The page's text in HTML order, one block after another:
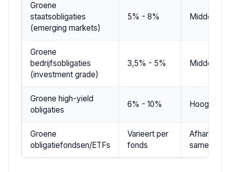
Groene
staatsobligaties
(emerging markets)
5% - 8% Middel tot
Groene
bedrijfsobligaties
(investment grade)
3,5% - 5% Middel
Groene high-yield
obligaties
6% - 10% Hoog
Groene
obligatiefondsen/ETFs
Varieert per
fonds
Afhankelijk